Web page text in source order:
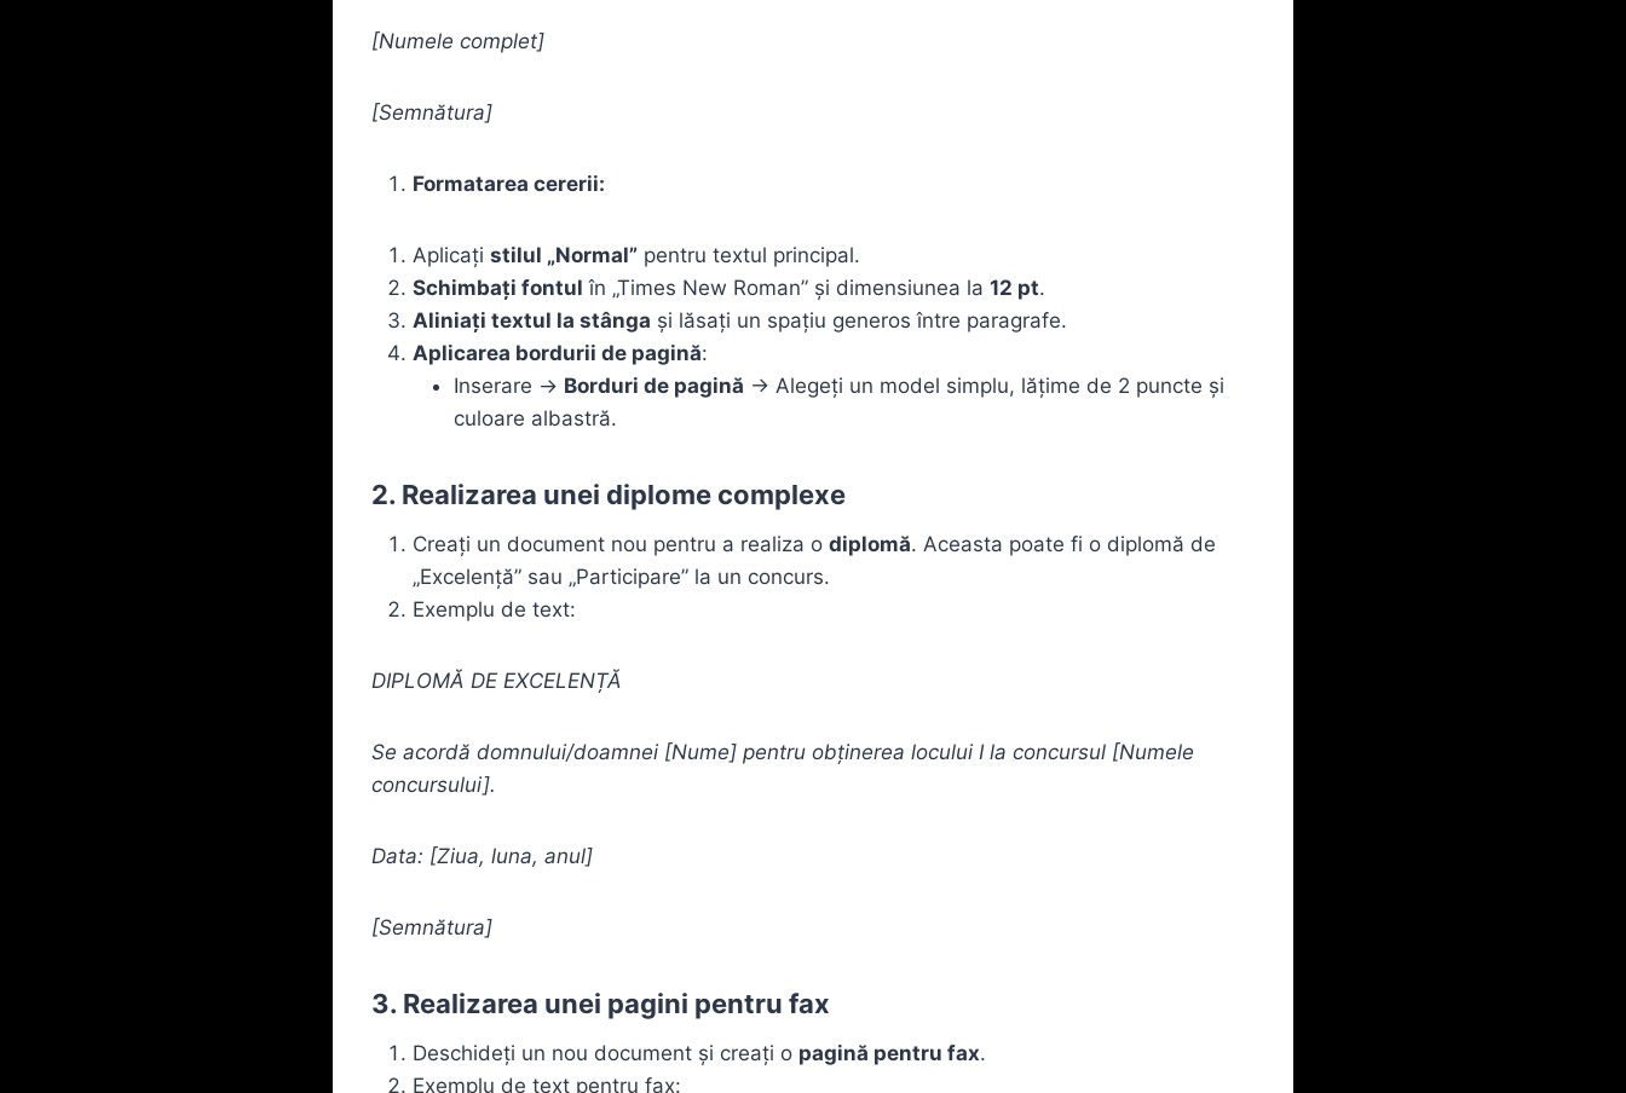
[Numele complet]
[Semnătura]
Formatarea cererii:
Aplicați stilul „Normal” pentru textul principal.
Schimbați fontul în „Times New Roman” și dimensiunea la 12 pt.
Aliniați textul la stânga și lăsați un spațiu generos între paragrafe.
Aplicarea bordurii de pagină:
Inserare → Borduri de pagină → Alegeți un model simplu, lățime de 2 puncte și
culoare albastră.
2. Realizarea unei diplome complexe
Creați un document nou pentru a realiza o diplomă. Aceasta poate fi o diplomă de
„Excelență” sau „Participare” la un concurs.
Exemplu de text:
DIPLOMĂ DE EXCELENȚĂ
Se acordă domnului/doamnei [Nume] pentru obținerea locului I la concursul [Numele
concursului].
Data: [Ziua, luna, anul]
[Semnătura]
3. Realizarea unei pagini pentru fax
Deschideți un nou document și creați o pagină pentru fax.
Exemplu de text pentru fax: